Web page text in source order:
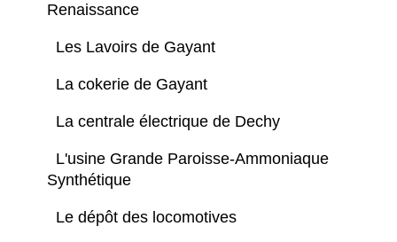
Renaissance
Les Lavoirs de Gayant
La cokerie de Gayant
La centrale électrique de Dechy
L'usine Grande Paroisse-Ammoniaque
Synthétique
Le dépôt des locomotives